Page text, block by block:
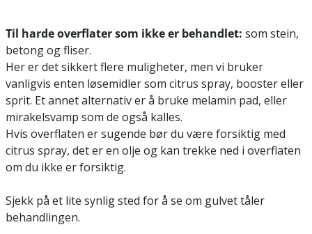
Til harde overflater som ikke er behandlet: som stein,
betong og fliser.
Her er det sikkert flere muligheter, men vi bruker
vanligvis enten løsemidler som citrus spray, booster eller
sprit. Et annet alternativ er å bruke melamin pad, eller
mirakelsvamp som de også kalles.
Hvis overflaten er sugende bør du være forsiktig med
citrus spray, det er en olje og kan trekke ned i overflaten
om du ikke er forsiktig.
Sjekk på et lite synlig sted for å se om gulvet tåler
behandlingen.